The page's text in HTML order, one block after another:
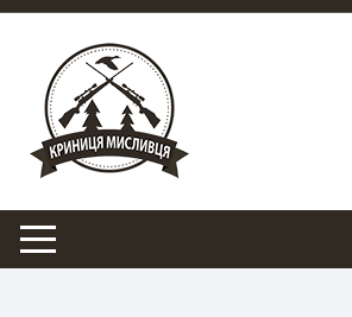
Перейти
вмісту